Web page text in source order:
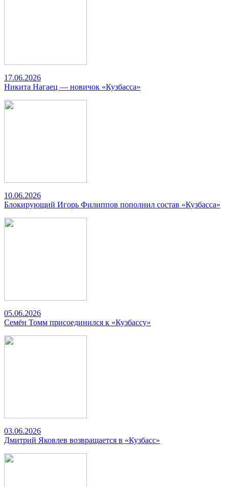
17.06.2026
Никита Нагаец — новичок «Кузбасса»
10.06.2026
Блокирующий Игорь Филиппов пополнил состав «Кузбасса»
05.06.2026
Семён Томм присоединился к «Кузбассу»
03.06.2026
Дмитрий Яковлев возвращается в «Кузбасс»